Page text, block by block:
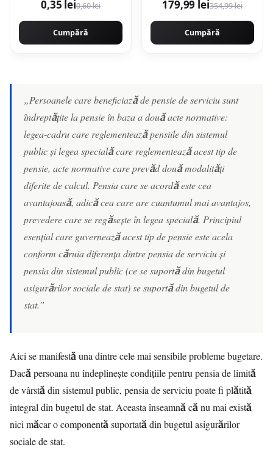
0,35 lei0,60 lei
Cumpără
with Stand Camera,
Maro Aurie
179,99 lei354,99 lei
Cumpără
„Persoanele care beneficiază de pensie de serviciu sunt
îndreptățite la pensie în baza a două acte normative:
legea-cadru care reglementează pensiile din sistemul
public și legea specială care reglementează acest tip de
pensie, acte normative care prevăd două modalități
diferite de calcul. Pensia care se acordă este cea
avantajoasă, adică cea care are cuantumul mai avantajos,
prevedere care se regăsește în legea specială. Principiul
esențial care guvernează acest tip de pensie este acela
conform căruia diferența dintre pensia de serviciu și
pensia din sistemul public (ce se suportă din bugetul
asigurărilor sociale de stat) se suportă din bugetul de
stat.”
Aici se manifestă una dintre cele mai sensibile probleme bugetare.
Dacă persoana nu îndeplinește condițiile pentru pensia de limită
de vârstă din sistemul public, pensia de serviciu poate fi plătită
integral din bugetul de stat. Aceasta înseamnă că nu mai există
nici măcar o componentă suportată din bugetul asigurărilor
sociale de stat.